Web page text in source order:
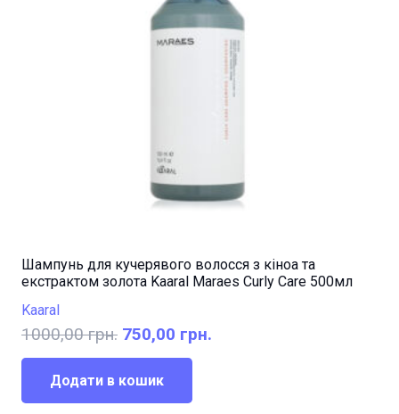
Шампунь для кучерявого волосся з кіноа та
екстрактом золота Kaaral Maraes Curly Care 500мл
Kaaral
1000,00грн. Оригінальна
ціна:
1000,00 грн..
750,00 грн.
Додати в кошик